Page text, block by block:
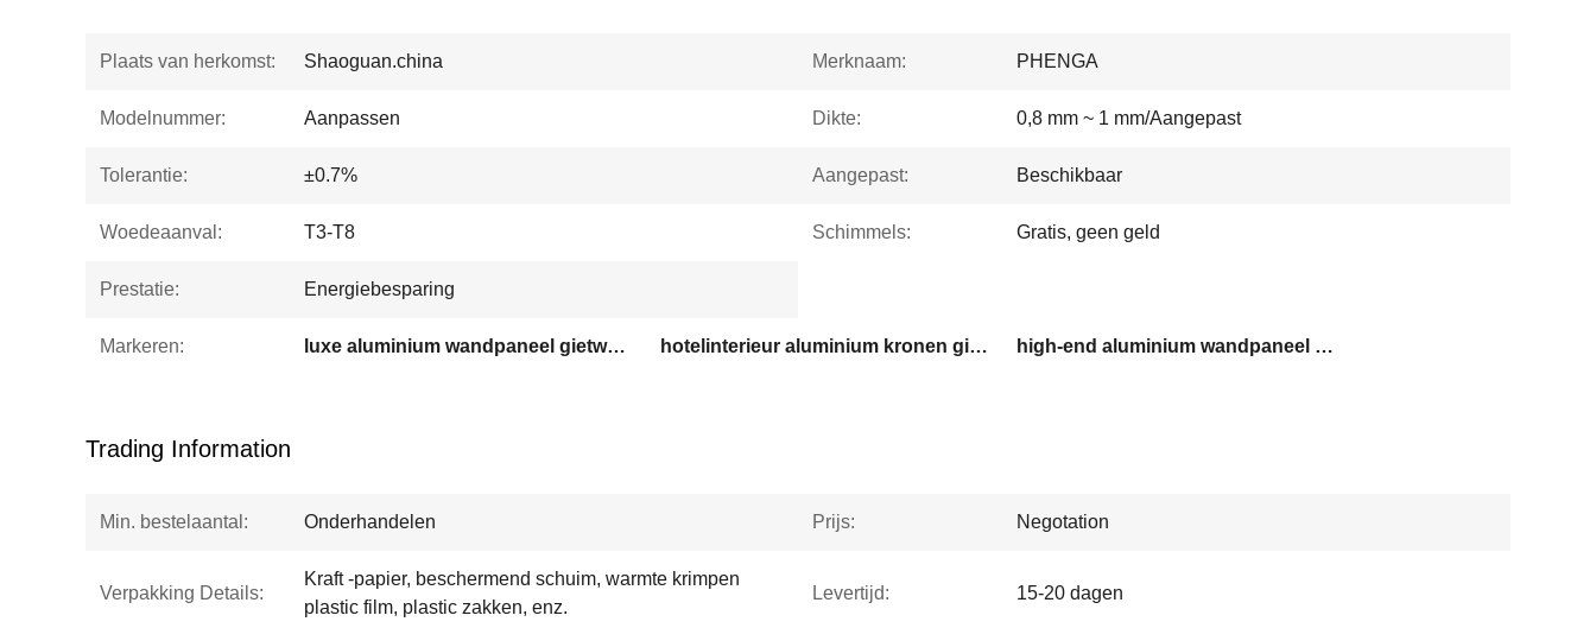
Plaats van herkomst: Shaoguan.china Merknaam: PHENGA
Modelnummer: Aanpassen Dikte: 0,8 mm ~ 1 mm/Aangepast
Tolerantie: ±0.7% Aangepast: Beschikbaar
Woedeaanval: T3-T8 Schimmels: Gratis, geen geld
Prestatie: Energiebesparing
Markeren: luxe aluminium wandpaneel gietwerk hotelinterieur aluminium kronen gieten high-end aluminium wandpaneel decoratie
Trading Information
Min. bestelaantal: Onderhandelen Prijs: Negotation
Verpakking Details:
Kraft -papier, beschermend schuim, warmte krimpen
plastic film, plastic zakken, enz.
Levertijd: 15-20 dagen